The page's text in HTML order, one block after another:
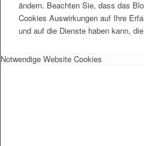
ändern. Beachten Sie, dass das
Cookies Auswirkungen auf Ihre
und auf die Dienste haben kann,
Notwendige Website Cookies